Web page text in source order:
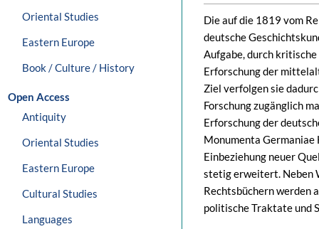
Oriental Studies
Eastern Europe
Book / Culture / History
Open Access
Antiquity
Oriental Studies
Eastern Europe
Cultural Studies
Languages
Die auf die 1819 vom
deutsche
Aufgabe, durch
Erforschung der
Ziel verfolgen sie
Forschung zugänglich
Erforschung der
Monumenta Germaniae
Einbeziehung neuer
stetig erweitert. Neben
Rechtsbüchern werden
politische Traktate und